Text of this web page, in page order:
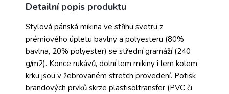
Detailní popis produktu
Stylová pánská mikina ve střihu svetru z
prémiového úpletu bavlny a polyesteru (80%
bavlna, 20% polyester) se střední gramáží (240
g/m2). Konce rukávů, dolní lem mikiny i lem kolem
krku jsou v žebrovaném stretch provedení. Potisk
brandových prvků skrze plastisoltransfer (PVC či